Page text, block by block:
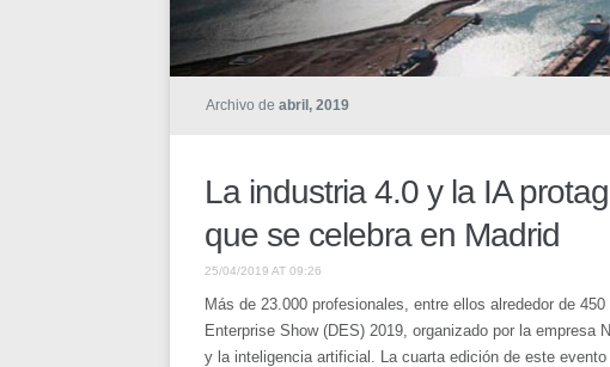
Archivo de abril, 2019
La industria 4.0 y la IA
que se celebra en Madrid
25/04/2019 AT 09:26
Más de 23.000 profesionales, entre ellos alrededor de
Enterprise Show (DES) 2019, organizado por la
y la inteligencia artificial. La cuarta edición de este